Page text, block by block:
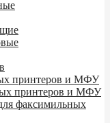
принтеров и МФУ
принтеров и МФУ
факсимильных